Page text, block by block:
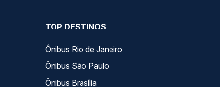
TOP DESTINOS
Ônibus Rio de Janeiro
Ônibus São Paulo
Ônibus Brasília